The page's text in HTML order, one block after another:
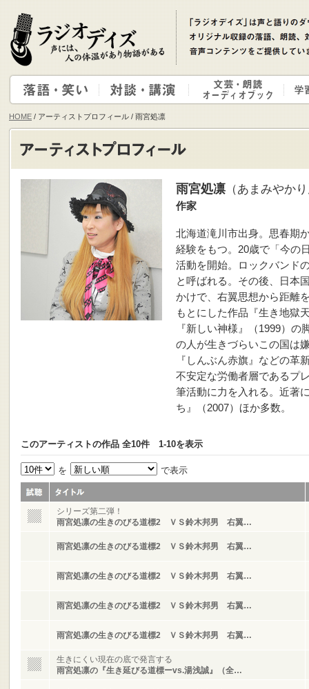
HOME / アーティストプロフィール / 雨宮処凛
雨宮処凛（あまみやか
作家
北海道滝川市出身。思春期
経験をもつ。20歳で「今の
活動を開始。ロックバンド
と呼ばれる。その後、日本
かけで、右翼思想から距離
もとにした作品『生き地獄
『新しい神様』（1999）
の人が生きづらいこの国は
『しんぶん赤旗』などの革
不安定な労働者層であるプ
筆活動に力を入れる。近著
ち』（2007）ほか多数。
このアーティストの作品 全10件 1-10を表示
を で表示
シリーズ第二弾！
雨宮処凛の生きのびる道標2 ＶＳ鈴木邦男 右翼…
雨宮処凛の生きのびる道標2 ＶＳ鈴木邦男 右翼…
雨宮処凛の生きのびる道標2 ＶＳ鈴木邦男 右翼…
雨宮処凛の生きのびる道標2 ＶＳ鈴木邦男 右翼…
雨宮処凛の生きのびる道標2 ＶＳ鈴木邦男 右翼…
生きにくい現在の底で発言する
雨宮処凛の『生き延びる道標ーvs.湯浅誠』（全…